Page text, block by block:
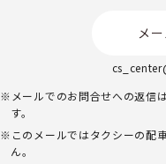
メ
メールでのお問合せへの返信
す。
このメールではタクシーの配
ん。